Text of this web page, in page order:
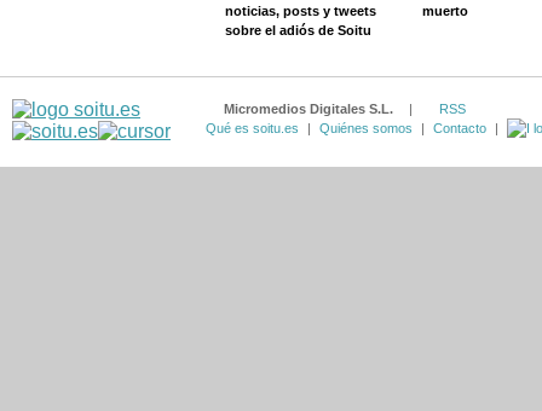
noticias, posts y tweets
sobre el adiós de Soitu
muerto
Micromedios Digitales S.L. |
RSS
Qué es soitu.es
| Quiénes somos | Contacto |